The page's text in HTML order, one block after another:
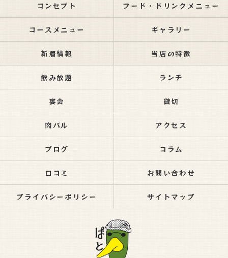
コンセプト フード・ドリンクメニュー
コースメニュー ギャラリー
新着情報 当店の特徴
飲み放題 ランチ
宴会 貸切
肉バル アクセス
ブログ コラム
口コミ お問い合わせ
プライバシーポリシー サイトマップ